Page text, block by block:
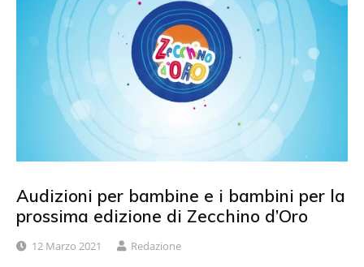
Audizioni per bambine e i bambini per la
prossima edizione di Zecchino d’Oro
12 Marzo 2021 Redazione